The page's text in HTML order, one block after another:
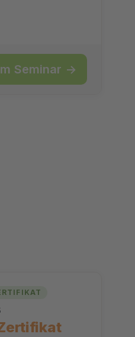
Seminar →